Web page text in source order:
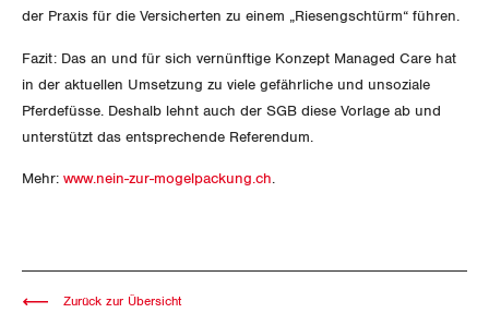
Migrationskommission
Rentner:innen-Kommission
Bern
Freiburg
Genf
OFFENE STELLEN
der Praxis für die Versicherten zu einem „Riesengschtürm“ führen.
Fazit: Das an und für sich vernünftige Konzept Managed Care hat
in der aktuellen Umsetzung zu viele gefährliche und unsoziale
Pferdefüsse. Deshalb lehnt auch der SGB diese Vorlage ab und
unterstützt das entsprechende Referendum.
Mehr: www.nein-zur-mogelpackung.ch.
Zurück zur Übersicht